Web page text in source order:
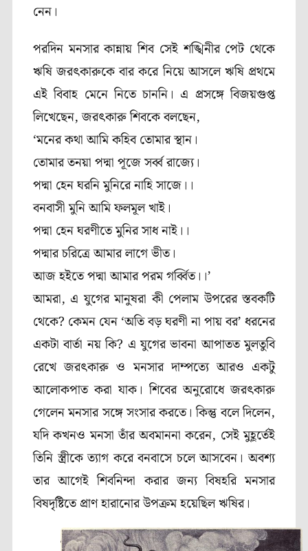
নেন।
পরদিন মনসার কান্নায় শিব সেই শঙ্খিনীর পেট থেকে
ঋষি জরৎকারুকে বার করে নিয়ে আসলে ঋষি প্রথমে
এই বিবাহ মেনে নিতে চাননি। এ প্রসঙ্গে বিজয়গুপ্ত
লিখেছেন, জরৎকারু শিবকে বলছেন,
‘মনের কথা আমি কহিব তোমার স্থান।
তোমার তনয়া পদ্মা পূজে সর্ব্ব রাজ্যে।
পদ্মা হেন ঘরনি মুনিরে নাহি সাজে।।
বনবাসী মুনি আমি ফলমূল খাই।
পদ্মা হেন ঘরণীতে মুনির সাধ নাই।।
পদ্মার চরিত্রে আমার লাগে ভীত।
আজ হইতে পদ্মা আমার পরম গর্ব্বিত।।’
আমরা, এ যুগের মানুষরা কী পেলাম উপরের স্তবকটি
থেকে? কেমন যেন ‘অতি বড় ঘরণী না পায় বর’ ধরনের
একটা বার্তা নয় কি? এ যুগের ভাবনা আপাতত মুলতুবি
রেখে জরৎকারু ও মনসার দাম্পত্যে আরও একটু
আলোকপাত করা যাক। শিবের অনুরোধে জরৎকারু
গেলেন মনসার সঙ্গে সংসার করতে। কিন্তু বলে দিলেন,
যদি কখনও মনসা তাঁর অবমাননা করেন, সেই মুহূর্তেই
তিনি স্ত্রীকে ত্যাগ করে বনবাসে চলে আসবেন। অবশ্য
তার আগেই শিবনিন্দা করার জন্য বিষহরি মনসার
বিষদৃষ্টিতে প্রাণ হারানোর উপক্রম হয়েছিল ঋষির।